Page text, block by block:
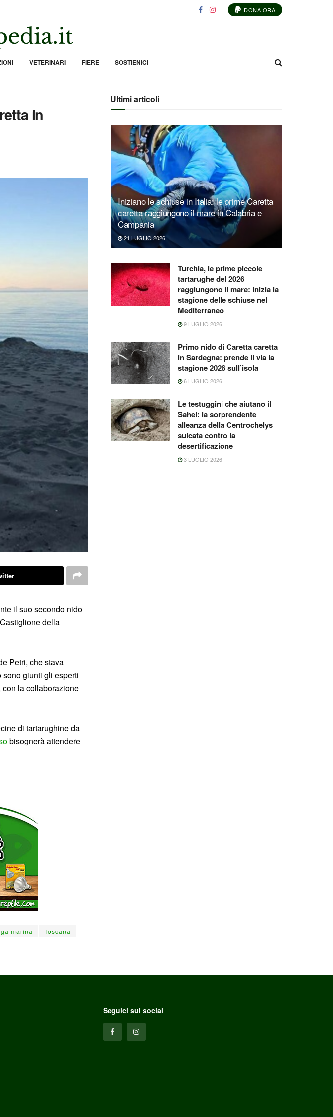
DONA ORA
VETERINARI FIERE SOSTIENICI
in
il suo secondo nido
della
Petri, che stava
sono giunti gli esperti
con la collaborazione
di tartarughine da
bisognerà attendere
marina Toscana
Ultimi articoli
Iniziano le schiuse in Italia: le prime Caretta
caretta raggiungono il mare in Calabria e
Campania
21 LUGLIO 2026
Turchia, le prime piccole
tartarughe del 2026
raggiungono il mare: inizia la
stagione delle schiuse nel
Mediterraneo
9 LUGLIO 2026
Primo nido di Caretta caretta
in Sardegna: prende il via la
stagione 2026 sull’isola
6 LUGLIO 2026
Le testuggini che aiutano il
Sahel: la sorprendente
alleanza della Centrochelys
sulcata contro la
desertificazione
3 LUGLIO 2026
Seguici sui social